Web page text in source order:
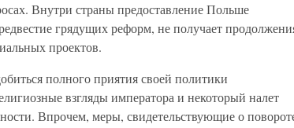
Внутри страны предоставление Польше
грядущих реформ, не получает
проектов.
полного приятия своей политики
взгляды императора и некоторый налет
Впрочем, меры, свидетельствующие о